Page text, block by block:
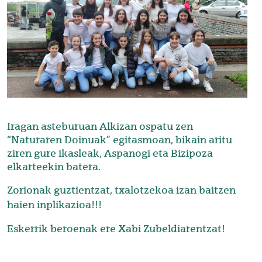
Iragan asteburuan Alkizan ospatu zen
“Naturaren Doinuak” egitasmoan, bikain aritu
ziren gure ikasleak, Aspanogi eta Bizipoza
elkarteekin batera.
Zorionak guztientzat, txalotzekoa izan baitzen
haien inplikazioa!!!
Eskerrik beroenak ere Xabi Zubeldiarentzat!